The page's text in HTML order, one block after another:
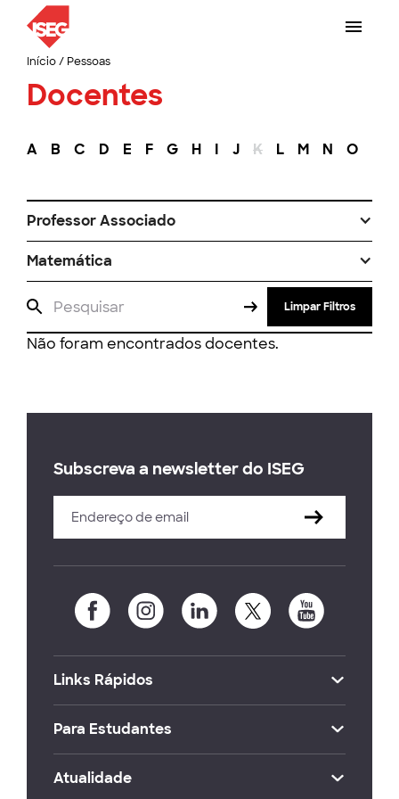
Início/ Pessoas
Docentes
A B C D E F G H I J K L M N O
Professor Associado
Matemática
Limpar Filtros
Não foram encontrados docentes.
Subscreva a newsletter do ISEG
Links Rápidos
Para Estudantes
Atualidade